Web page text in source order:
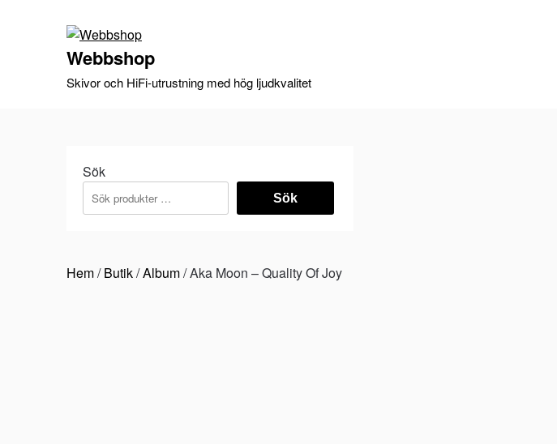
Webbshop
Skivor och HiFi-utrustning med hög ljudkvalitet
Sök
Sök
Hem/Butik/Album/ Aka Moon – Quality Of Joy